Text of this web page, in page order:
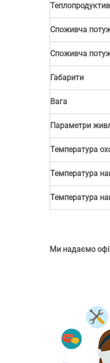
Споживча
Споживча
Габарити
Вага
Параметри
Температура
Температура
Температура
Ми надаємо